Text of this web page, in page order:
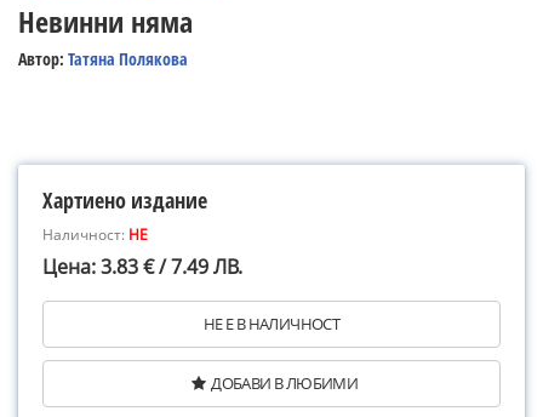
Невинни няма
Автор: Татяна Полякова
Хартиено издание
Наличност: НЕ
Цена: 3.83 € / 7.49 ЛВ.
НЕ Е В НАЛИЧНОСТ
ДОБАВИ В ЛЮБИМИ